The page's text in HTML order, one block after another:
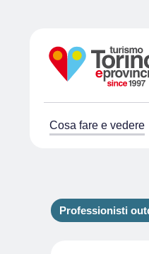
Cosa fare e vedere
Professionisti